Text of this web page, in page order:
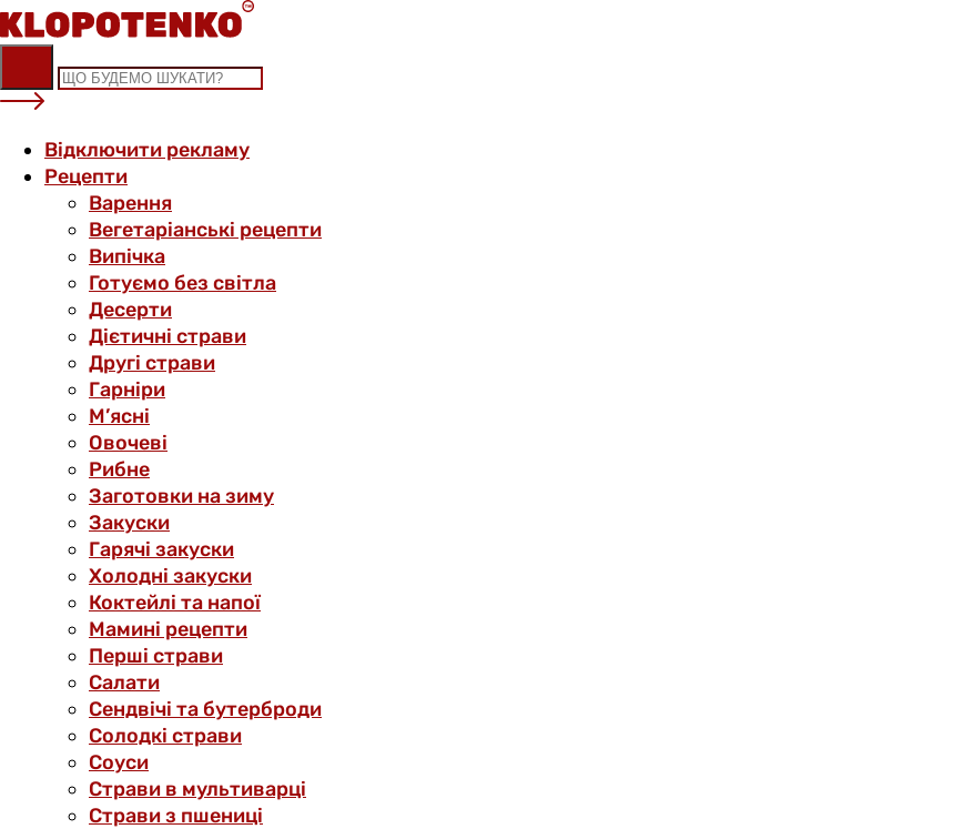
Skip
to
content
Відключити рекламу
Рецепти
Варення
Вегетаріанські рецепти
Випічка
Готуємо без світла
Десерти
Дієтичні страви
Другі страви
Гарніри
М’ясні
Овочеві
Рибне
Заготовки на зиму
Закуски
Гарячі закуски
Холодні закуски
Коктейлі та напої
Мамині рецепти
Перші страви
Салати
Сендвічі та бутерброди
Солодкі страви
Соуси
Страви в мультиварці
Страви з пшениці